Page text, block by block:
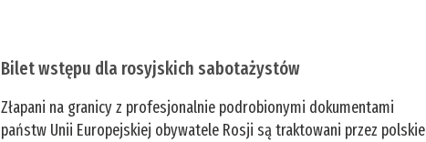
Bilet wstępu dla rosyjskich sabotażystów
Złapani na granicy z profesjonalnie podrobionymi dokumentami
państw Unii Europejskiej obywatele Rosji są traktowani przez polskie